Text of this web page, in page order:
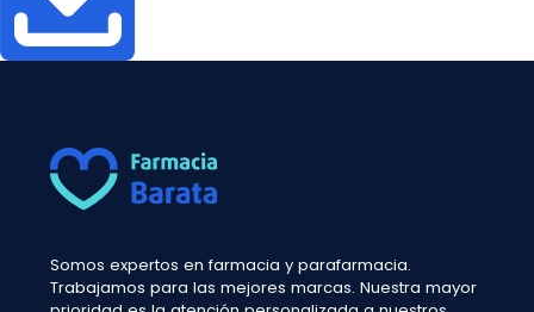
Somos expertos en farmacia y parafarmacia.
Trabajamos para las mejores marcas. Nuestra mayor